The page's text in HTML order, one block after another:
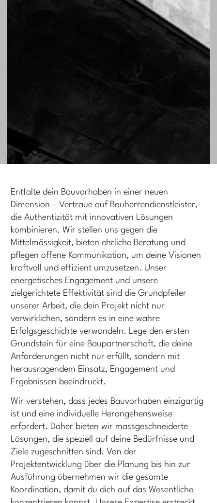
Entfalte dein Bauvorhaben in einer neuen
Dimension – Vertraue auf Bauherrendienstleister,
die Authentizität mit innovativen Lösungen
kombinieren. Wir stellen uns gegen die
Mittelmässigkeit, bieten ehrliche Beratung und
pflegen offene Kommunikation, um deine Visionen
kraftvoll und effizient umzusetzen. Unser
energetisches Engagement und unsere
zielgerichtete Effektivität sind die Grundpfeiler
unserer Arbeit, die dein Projekt nicht nur
verwirklichen, sondern es in eine wahre
Erfolgsgeschichte verwandeln. Lege den ersten
Grundstein für eine Baupartnerschaft, die deine
Anforderungen nicht nur erfüllt, sondern mit
herausragendem Einsatz, Engagement und
Ergebnissen beeindruckt.
Wir verstehen, dass jedes Bauvorhaben einzigartig
ist und eine individuelle Herangehensweise
erfordert. Daher bieten wir massgeschneiderte
Lösungen, die speziell auf deine Bedürfnisse und
Ziele zugeschnitten sind. Von der
Projektentwicklung über die Planung bis hin zur
Ausführung übernehmen wir die gesamte
Koordination, damit du dich auf das Wesentliche